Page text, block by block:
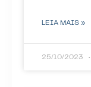
LEIA MAIS »
25/10/2023